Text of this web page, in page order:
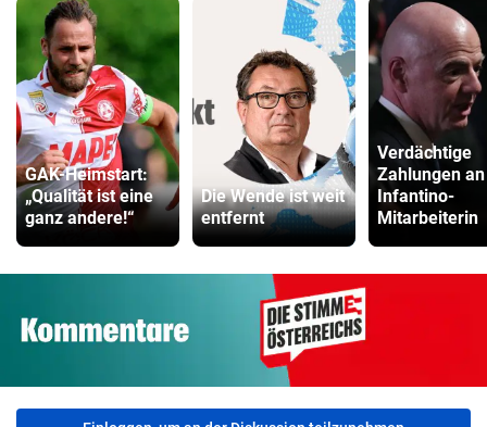
GAK-Heimstart:
„Qualität ist eine
ganz andere!“
Die Wende ist weit
entfernt
Verdächtige
Zahlungen an
Infantino-
Mitarbeiterin